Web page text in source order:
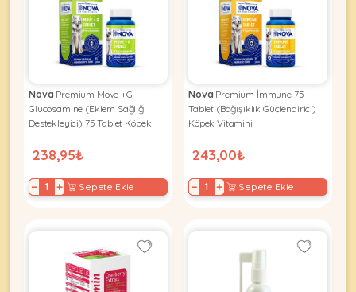
Ürünleri
Köpek
Ürünleri
Nova Premium Move +G
Glucosamine (Eklem Sağlığı
Destekleyici) 75 Tablet Köpek
238,95₺
− + Sepete Ekle
Nova Premium İmmune 75
Tablet (Bağışıklık Güçlendirici)
Köpek Vitamini
243,00₺
− + Sepete Ekle